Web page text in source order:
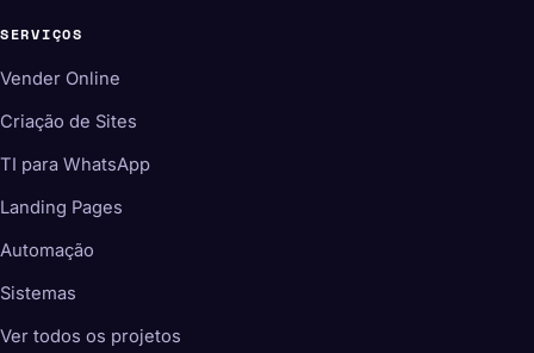
SERVIÇOS
Vender Online
Criação de Sites
TI para WhatsApp
Landing Pages
Automação
Sistemas
Ver todos os projetos